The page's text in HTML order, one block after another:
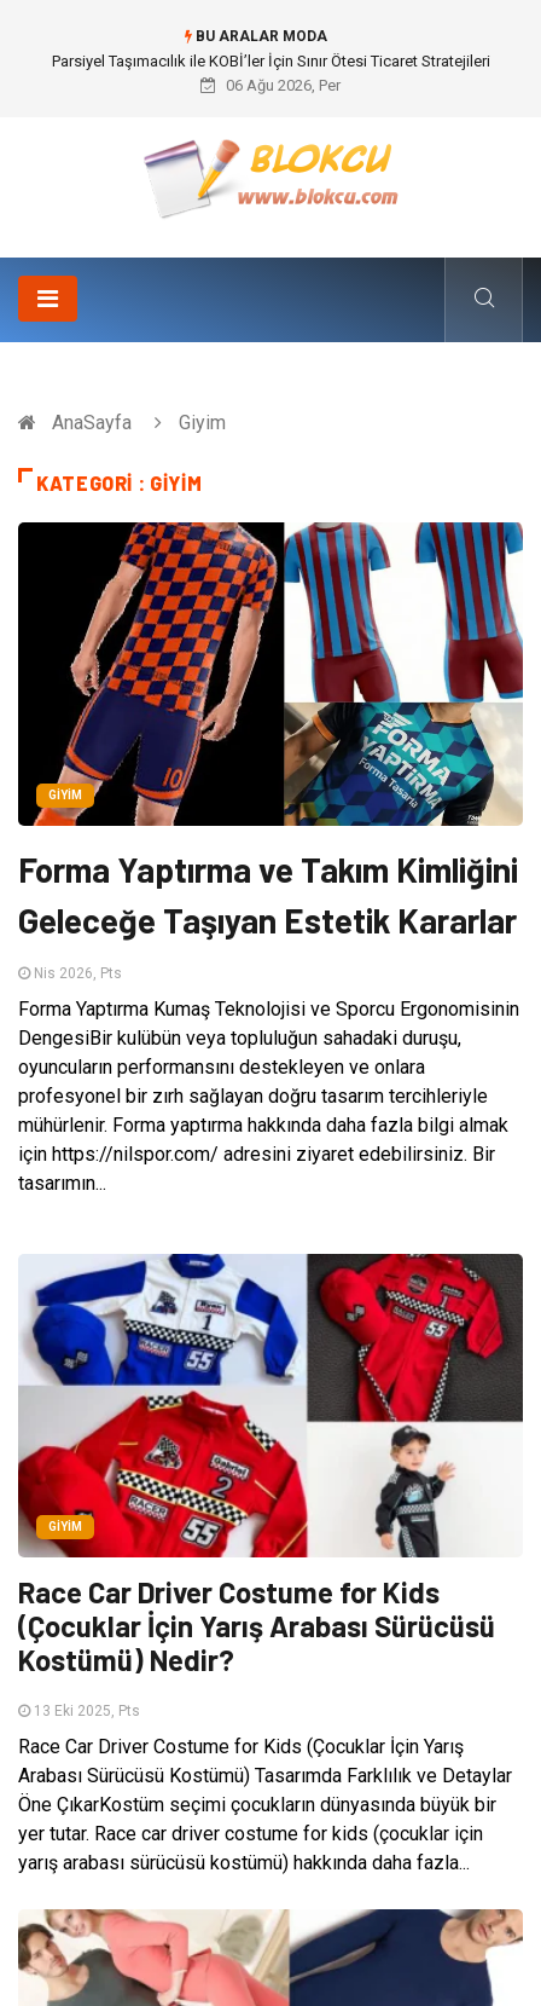
BU ARALAR MODA
Br544 ile Lastik ve Plastik Modifikasyonunda Yüksek Performans
06 Ağu 2026, Per
AnaSayfa Giyim
KATEGORI : GIYIM
GIYIM
Forma Yaptırma ve Takım Kimliğini
Geleceğe Taşıyan Estetik Kararlar
Nis 2026, Pts
Forma Yaptırma Kumaş Teknolojisi ve Sporcu Ergonomisinin
DengesiBir kulübün veya topluluğun sahadaki duruşu,
oyuncuların performansını destekleyen ve onlara
profesyonel bir zırh sağlayan doğru tasarım tercihleriyle
mühürlenir. Forma yaptırma hakkında daha fazla bilgi almak
için https://nilspor.com/ adresini ziyaret edebilirsiniz. Bir
tasarımın...
GIYIM
Race Car Driver Costume for Kids
(Çocuklar İçin Yarış Arabası Sürücüsü
Kostümü) Nedir?
13 Eki 2025, Pts
Race Car Driver Costume for Kids (Çocuklar İçin Yarış
Arabası Sürücüsü Kostümü) Tasarımda Farklılık ve Detaylar
Öne ÇıkarKostüm seçimi çocukların dünyasında büyük bir
yer tutar. Race car driver costume for kids (çocuklar için
yarış arabası sürücüsü kostümü) hakkında daha fazla...